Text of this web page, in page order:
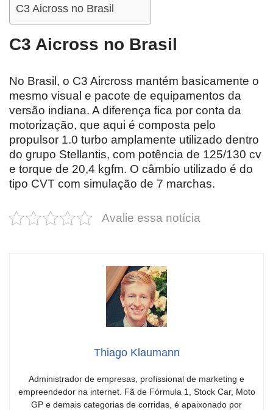
C3 Aicross no Brasil
C3 Aicross no Brasil
No Brasil, o C3 Aircross mantém basicamente o
mesmo visual e pacote de equipamentos da
versão indiana. A diferença fica por conta da
motorização, que aqui é composta pelo
propulsor 1.0 turbo amplamente utilizado dentro
do grupo Stellantis, com potência de 125/130 cv
e torque de 20,4 kgfm. O câmbio utilizado é do
tipo CVT com simulação de 7 marchas.
Avalie essa notícia
Thiago Klaumann
Administrador de empresas, profissional de marketing e
empreendedor na internet. Fã de Fórmula 1, Stock Car, Moto
GP e demais categorias de corridas, é apaixonado por